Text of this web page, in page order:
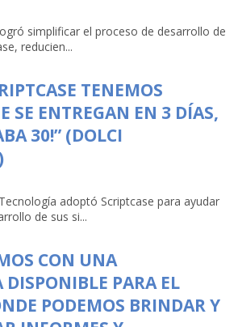
simplificar el proceso de desarrollo de
reducien...
TENEMOS
SE ENTREGAN EN 3 DÍAS,
30!” (DOLCI
adoptó Scriptcase para ayudar
de sus si...
CON UNA
DISPONIBLE PARA EL
PODEMOS BRINDAR Y